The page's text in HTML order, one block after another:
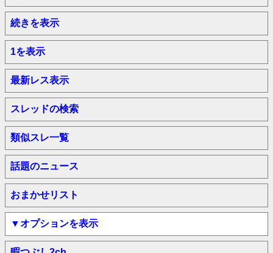
続きを表示
1を表示
最新レス表示
スレッドの検索
類似スレ一覧
話題のニュース
おまかせリスト
▼オプションを表示